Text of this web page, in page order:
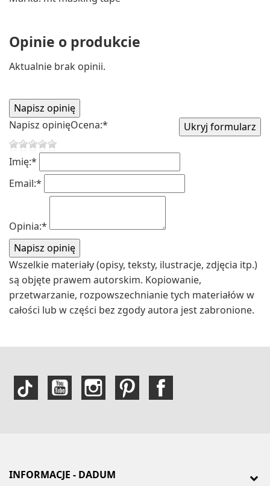
Opinie o produkcie
Aktualnie brak opinii.
Napisz opinięOcena:*
Imię:*
Email:*
Opinia:*
Wszelkie materiały (opisy, teksty, ilustracje, zdjęcia itp.)
są objęte prawem autorskim. Kopiowanie,
przetwarzanie, rozpowszechnianie tych materiałów w
całości lub w części bez zgody autora jest zabronione.
INFORMACJE - DADUM